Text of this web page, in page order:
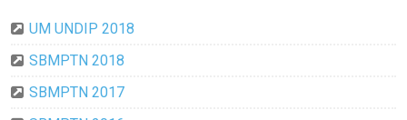
UM UNDIP 2018
SBMPTN 2018
SBMPTN 2017